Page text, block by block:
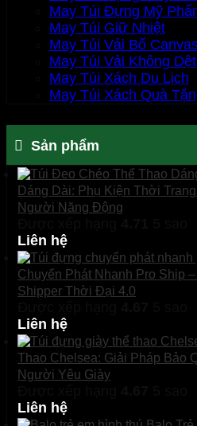
May Túi Đựng Mỹ
May Túi Giữ Nhiệt
May Túi Vải Bố
May Túi Vải Không Dệt
May Túi Xách Du Lịch
May Túi Xách Quà
Sản phẩm
Dáng Dài: Phụ Kiện Thời
Người Năng Động
Liên hệ
Chuyển Phát Nhanh Pro Ship
Shipper Thời Đại 4.0
Liên hệ
Thao Chelsea: Giải Pháp Bảo
Người Yêu Giày
Liên hệ